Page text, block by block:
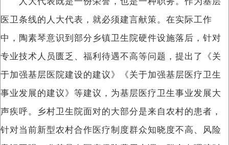
医卫条线的人大代表，就必须建言献策。在实际工作
中，陶素琴意识到部分乡镇卫生院硬件设施落后，针对
专业技术人员匮乏、福利待遇不高等问题，提出了《关
于加强基层医院建设的建议》《关于加强基层医疗卫生
事业发展的建议》等建议，为基层医疗卫生事业发展大
声疾呼。乡村卫生院面对的大部分是来自农村的患者，
针对当前新型农村合作医疗制度群众知晓度不高、风险